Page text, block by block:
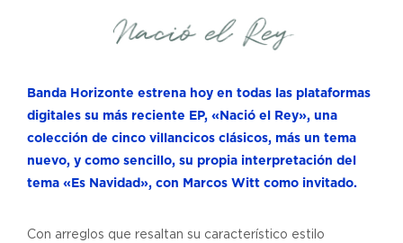
Banda Horizonte estrena hoy en todas las plataformas
digitales su más reciente EP, «Nació el Rey», una
colección de cinco villancicos clásicos, más un tema
nuevo, y como sencillo, su propia interpretación del
tema «Es Navidad», con Marcos Witt como invitado.
Con arreglos que resaltan su característico estilo